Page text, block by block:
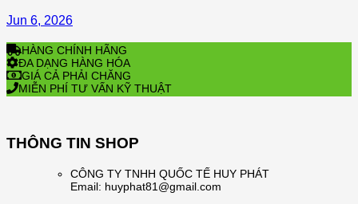
Jun 6, 2026
HÀNG CHÍNH HÃNG
ĐA DẠNG HÀNG HÓA
GIÁ CẢ PHẢI CHĂNG
MIỄN PHÍ TƯ VẤN KỸ THUẬT
THÔNG TIN SHOP
CÔNG TY TNHH QUỐC TẾ HUY PHÁT
Email: huyphat81@gmail.com